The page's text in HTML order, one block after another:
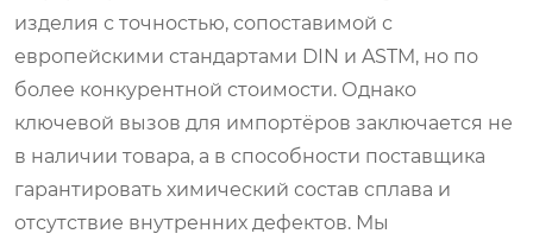
изделия с точностью, сопоставимой с
европейскими стандартами DIN и ASTM, но по
более конкурентной стоимости. Однако
ключевой вызов для импортёров заключается не
в наличии товара, а в способности поставщика
гарантировать химический состав сплава и
отсутствие внутренних дефектов. Мы